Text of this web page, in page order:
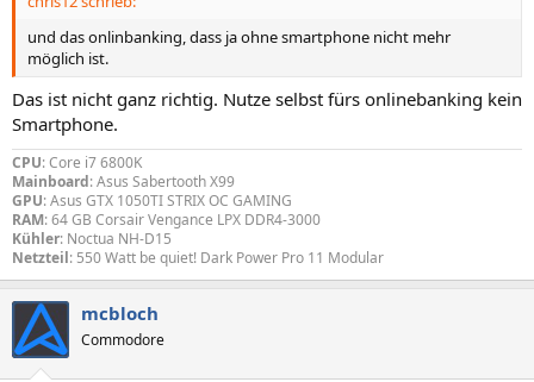
und das onlinbanking, dass ja ohne smartphone nicht mehr
möglich ist.
Das ist nicht ganz richtig. Nutze selbst fürs onlinebanking kein
Smartphone.
CPU: Core i7 6800K
Mainboard: Asus Sabertooth X99
GPU: Asus GTX 1050TI STRIX OC GAMING
RAM: 64 GB Corsair Vengance LPX DDR4-3000
Kühler: Noctua NH-D15
Netzteil: 550 Watt be quiet! Dark Power Pro 11 Modular
mcbloch
Commodore